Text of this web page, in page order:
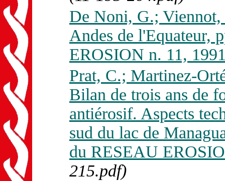
De Noni, G.;
Andes de l'Equateur,
EROSION n. 11,
Prat, C.; Martinez-
Bilan de trois ans de
antiérosif. Aspects
sud du lac de
du RESEAU
215.pdf)